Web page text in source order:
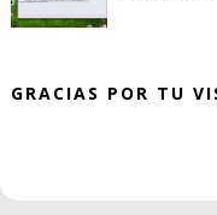
GRACIAS POR TU